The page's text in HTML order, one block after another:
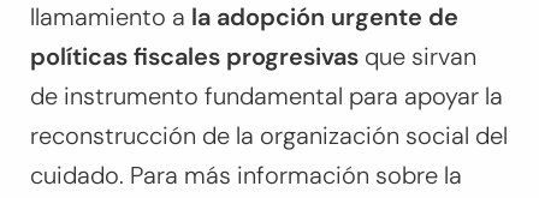
llamamiento a la adopción urgente de
políticas fiscales progresivas que sirvan
de instrumento fundamental para apoyar la
reconstrucción de la organización social del
cuidado. Para más información sobre la